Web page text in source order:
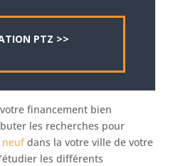
PTZ >>
financement bien
les recherches pour
neufdans la votre ville de votre
les différents